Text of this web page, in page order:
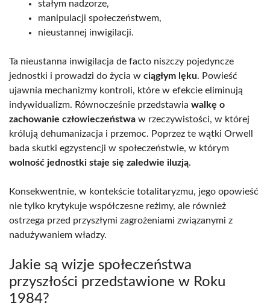
stałym nadzorze,
manipulacji społeczeństwem,
nieustannej inwigilacji.
Ta nieustanna inwigilacja de facto niszczy pojedyncze
jednostki i prowadzi do życia w ciągłym lęku. Powieść
ujawnia mechanizmy kontroli, które w efekcie eliminują
indywidualizm. Równocześnie przedstawia walkę o
zachowanie człowieczeństwa w rzeczywistości, w której
królują dehumanizacja i przemoc. Poprzez te wątki Orwell
bada skutki egzystencji w społeczeństwie, w którym
wolność jednostki staje się zaledwie iluzją.
Konsekwentnie, w kontekście totalitaryzmu, jego opowieść
nie tylko krytykuje współczesne reżimy, ale również
ostrzega przed przyszłymi zagrożeniami związanymi z
nadużywaniem władzy.
Jakie są wizje społeczeństwa
przyszłości przedstawione w Roku
1984?